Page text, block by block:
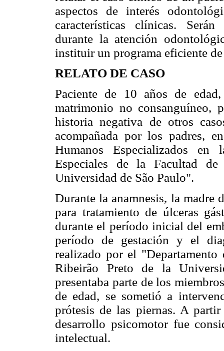
aspectos de interés
características clínicas. Serán
durante la atención
instituir un programa eficiente
RELATO DE CASO
Paciente de 10 años de
matrimonio no consanguíneo,
historia negativa de otros
acompañada por los padres,
Humanos Especializados en
Especiales de la Facultad
Universidad de São Paulo".
Durante la anamnesis, la madre
para tratamiento de úlceras
durante el período inicial del
período de gestación y el
realizado por el
Ribeirão Preto de la
presentaba parte de los
de edad, se sometió a
prótesis de las piernas. A
desarrollo psicomotor fue
intelectual.